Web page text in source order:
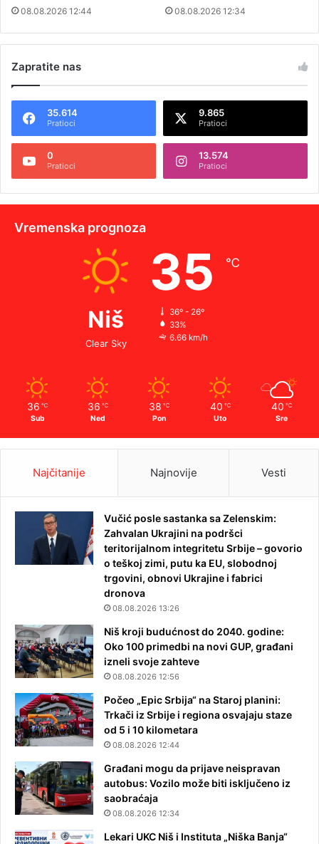
08.08.2026 12:44 08.08.2026 12:34
Zapratite nas
35.614
Pratioci
9.865
Pratioci
0
Pratioci
13.574
Pratioci
Vremenska prognoza
Niš
Clear Sky
35 ℃
36º - 26º
33%
6.66 km/h
36 ℃
Sub
36 ℃
Ned
38 ℃
Pon
40 ℃
Uto
40 ℃
Sre
Najčitanije Najnovije Vesti
Vučić posle sastanka sa Zelenskim:
Zahvalan Ukrajini na podršci
teritorijalnom integritetu Srbije – govorio
o teškoj zimi, putu ka EU, slobodnoj
trgovini, obnovi Ukrajine i fabrici
dronova
08.08.2026 13:26
Niš kroji budućnost do 2040. godine:
Oko 100 primedbi na novi GUP, građani
izneli svoje zahteve
08.08.2026 12:56
Počeo „Epic Srbija“ na Staroj planini:
Trkači iz Srbije i regiona osvajaju staze
od 5 i 10 kilometara
08.08.2026 12:44
Građani mogu da prijave neispravan
autobus: Vozilo može biti isključeno iz
saobraćaja
08.08.2026 12:34
Lekari UKC Niš i Instituta „Niška Banja“